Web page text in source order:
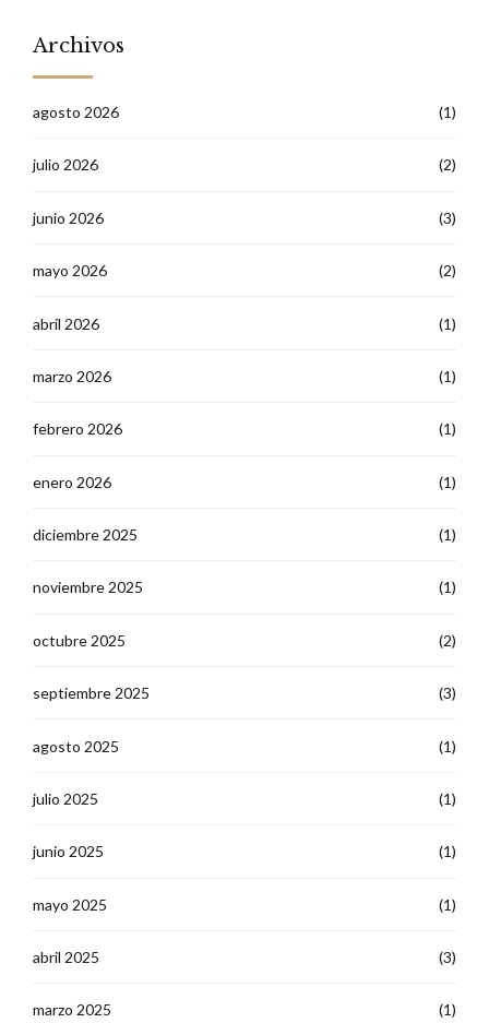
Archivos
agosto 2026 (1)
julio 2026 (2)
junio 2026 (3)
mayo 2026 (2)
abril 2026 (1)
marzo 2026 (1)
febrero 2026 (1)
enero 2026 (1)
diciembre 2025 (1)
noviembre 2025 (1)
octubre 2025 (2)
septiembre 2025 (3)
agosto 2025 (1)
julio 2025 (1)
junio 2025 (1)
mayo 2025 (1)
abril 2025 (3)
marzo 2025 (1)